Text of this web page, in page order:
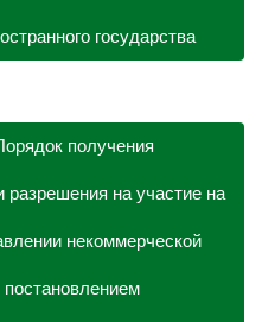
государства
получения
на участие на
некоммерческой